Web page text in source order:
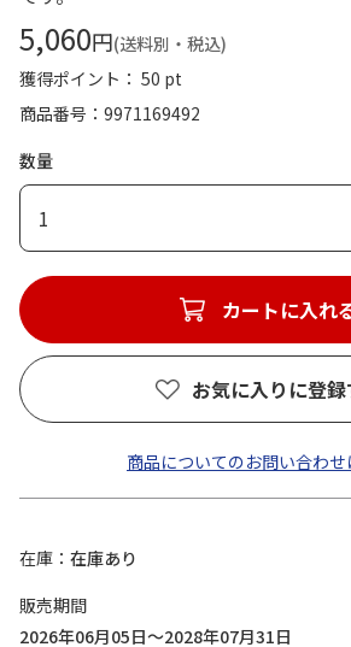
5,060円(送料別・税込)
獲得ポイント： 50 pt
商品番号
9971169492
数量
1
カートに入れ
お気に入りに登録
商品についてのお問い合わせ
在庫
在庫あり
販売期間
2026年06月05日～2028年07月31日